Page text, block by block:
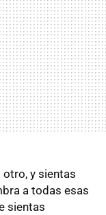
otro, y sientas
a todas esas
sientas